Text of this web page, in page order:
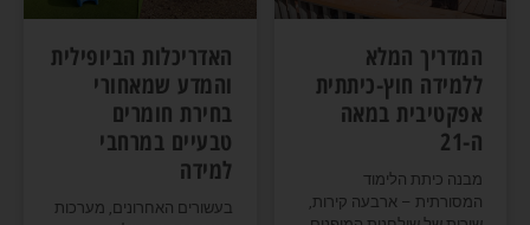
המדריך המלא
ללמידה חוץ-כיתתית
אפקטיבית במאה
ה-21
מבנה כיתת הלימוד
המסורתית – ארבעה קירות,
האדריכלות הביופילית
והמדע שמאחורי
בחירת חומרים
טבעיים במרחבי
למידה
בעשורים האחרונים, מערכות